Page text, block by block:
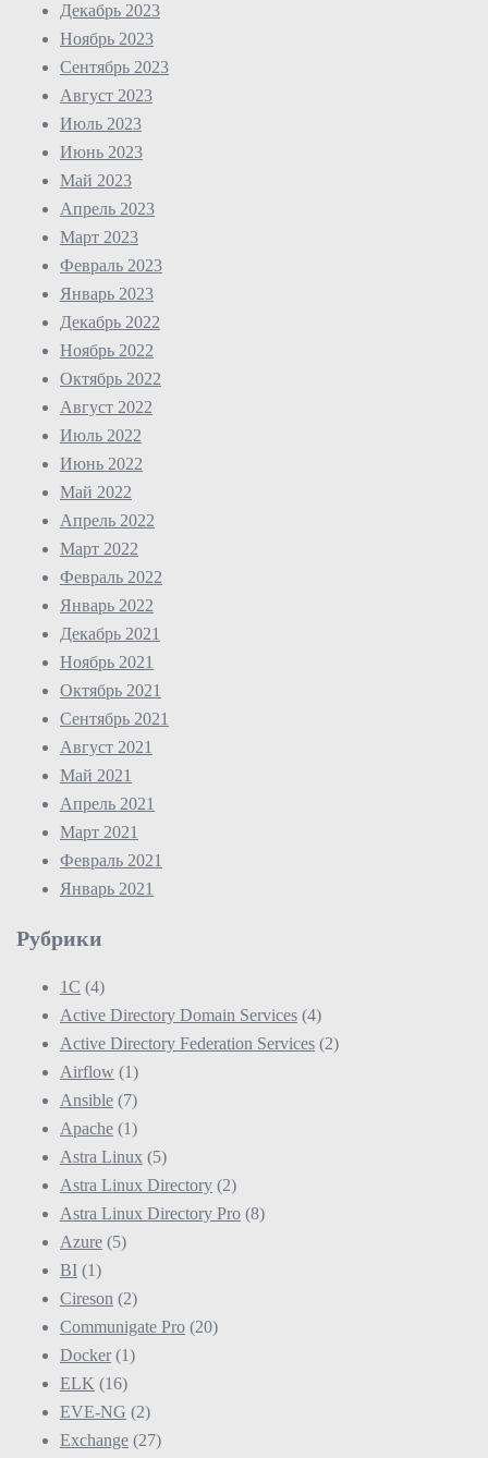
Декабрь 2023
Ноябрь 2023
Сентябрь 2023
Август 2023
Июль 2023
Июнь 2023
Май 2023
Апрель 2023
Март 2023
Февраль 2023
Январь 2023
Декабрь 2022
Ноябрь 2022
Октябрь 2022
Август 2022
Июль 2022
Июнь 2022
Май 2022
Апрель 2022
Март 2022
Февраль 2022
Январь 2022
Декабрь 2021
Ноябрь 2021
Октябрь 2021
Сентябрь 2021
Август 2021
Май 2021
Апрель 2021
Март 2021
Февраль 2021
Январь 2021
Рубрики
1С (4)
Active Directory Domain Services (4)
Active Directory Federation Services (2)
Airflow (1)
Ansible (7)
Apache (1)
Astra Linux (5)
Astra Linux Directory (2)
Astra Linux Directory Pro (8)
Azure (5)
BI (1)
Cireson (2)
Communigate Pro (20)
Docker (1)
ELK (16)
EVE-NG (2)
Exchange (27)